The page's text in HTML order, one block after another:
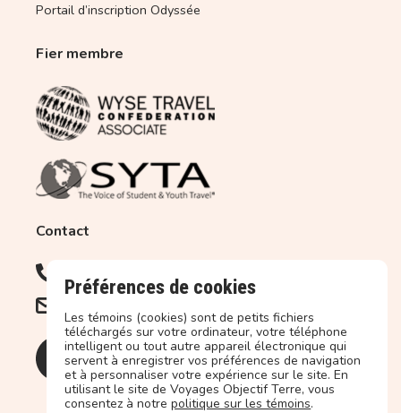
Portail d’inscription Odyssée
Fier membre
Contact
1.877.679.2227 (Sans frais)
Préférences de cookies
Les témoins (cookies) sont de petits fichiers
téléchargés sur votre ordinateur, votre téléphone
intelligent ou tout autre appareil électronique qui
servent à enregistrer vos préférences de navigation
et à personnaliser votre expérience sur le site. En
utilisant le site de Voyages Objectif Terre, vous
consentez à notrepolitique sur les témoins.